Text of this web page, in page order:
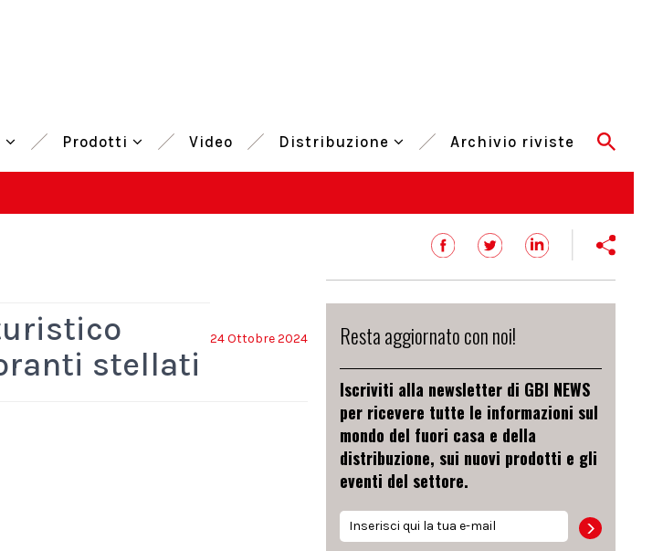
Prodotti Video Distribuzione Archivio riviste
24 Ottobre 2024
stellati
Resta aggiornato con noi!
Iscriviti alla newsletter di GBI NEWS
per ricevere tutte le informazioni sul
mondo del fuori casa e della
distribuzione, sui nuovi prodotti e gli
eventi del settore.